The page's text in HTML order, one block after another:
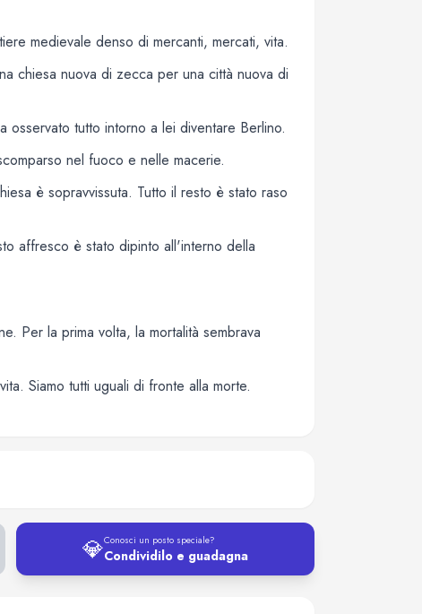
medievale denso di mercanti, mercati, vita.
chiesa nuova di zecca per una città nuova di
tutto intorno a lei diventare Berlino.
nel fuoco e nelle macerie.
è sopravvissuta. Tutto il resto è stato raso
affresco è stato dipinto all'interno della
Per la prima volta, la mortalità sembrava
Siamo tutti uguali di fronte alla morte.
💎Conosci un posto speciale?
Condividilo e guadagna